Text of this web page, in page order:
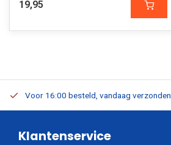
19,95
Voor 16:00 besteld, vandaag verzonden
Klantenservice